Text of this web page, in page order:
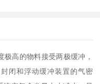
高的物料接受两极缓冲，
闭和浮动缓冲装置的气密